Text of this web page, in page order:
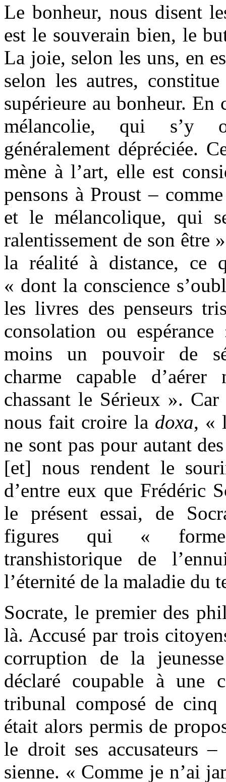
Le bonheur, nous disent
est le souverain bien, le
La joie, selon les uns, en
selon les autres,
supérieure au bonheur. En
mélancolie, qui s’y
généralement dépréciée.
mène à l’art, elle est
pensons à Proust –
et le mélancolique, qui
ralentissement de son être
la réalité à distance, ce
« dont la conscience
les livres des penseurs
consolation ou
moins un pouvoir de
charme capable
chassant le Sérieux ».
nous fait croire la doxa, «
ne sont pas pour autant
[et] nous rendent le
d’entre eux que Frédéric
le présent essai, de
figures qui «
transhistorique de
l’éternité de la maladie du
Socrate, le premier des
là. Accusé par trois
corruption de la
déclaré coupable à une
tribunal composé de
était alors permis de
le droit ses accusateurs
sienne. « Comme je n’ai